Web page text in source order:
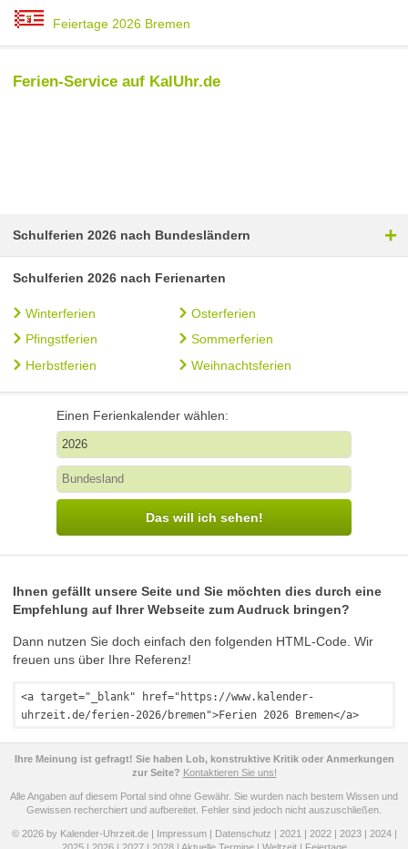
Feiertage 2026 Bremen
Ferien-Service auf KalUhr.de
Schulferien 2026 nach Bundesländern +
Schulferien 2026 nach Ferienarten
Winterferien
Osterferien
Pfingstferien
Sommerferien
Herbstferien
Weihnachtsferien
Einen Ferienkalender wählen:
Das will ich sehen!
Ihnen gefällt unsere Seite und Sie möchten dies durch eine
Empfehlung auf Ihrer Webseite zum Audruck bringen?
Dann nutzen Sie doch einfach den folgenden HTML-Code. Wir
freuen uns über Ihre Referenz!
<a target="_blank" href="https://www.kalender-
uhrzeit.de/ferien-2026/bremen">Ferien 2026 Bremen</a>
Ihre Meinung ist gefragt! Sie haben Lob, konstruktive Kritik oder Anmerkungen
zur Seite? Kontaktieren Sie uns!
Alle Angaben auf diesem Portal sind ohne Gewähr. Sie wurden nach bestem Wissen und
Gewissen recherchiert und aufbereitet. Fehler sind jedoch nicht auszuschließen.
© 2026 by Kalender-Uhrzeit.de | Impressum| Datenschutz | 2021 | 2022| 2023| 2024|